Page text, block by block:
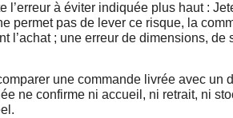
l’erreur à éviter indiquée plus haut :
permet pas de lever ce risque, la
l’achat ; une erreur de dimensions,
une commande livrée avec un
ne confirme ni accueil, ni retrait, ni